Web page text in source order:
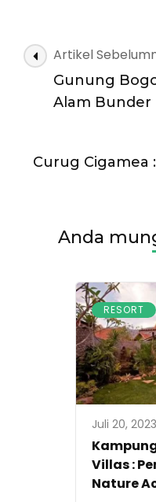
Navigasi
Artikel
Artikel
Gunung
Alam Bunder
Curug Cigamea
Anda
RESORT
Juli 20, 2023
Villas :
Nature